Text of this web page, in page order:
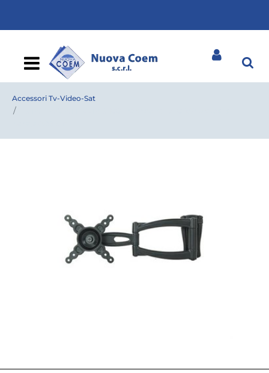
Open
Accessori Tv-Video-Sat